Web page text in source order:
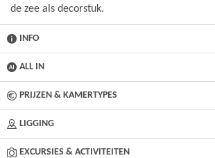
de zee als decorstuk.
INFO
ALL IN
PRIJZEN & KAMERTYPES
LIGGING
EXCURSIES & ACTIVITEITEN